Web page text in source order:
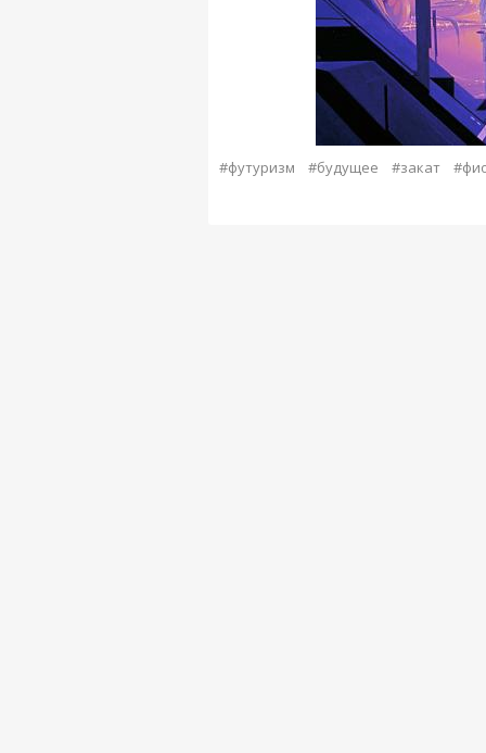
#футуризм #будущее #закат